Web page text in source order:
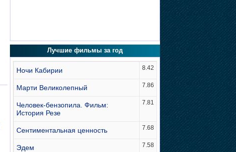
Лучшие фильмы за год
Ночи Кабирии 8.42
Марти Великолепный 7.86
Человек-бензопила. Фильм:
История Резе
7.81
Сентиментальная ценность 7.68
Эдем 7.58